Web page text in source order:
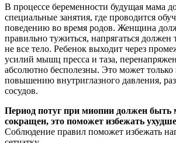
В процессе беременности будущая мама
специальные занятия, где проводится
поведению во время родов. Женщина
правильно тужиться, напрягаться должен
не все тело. Ребенок выходит через
усилий мышц пресса и таза,
абсолютно бесполезны. Это может только
повышению внутриглазного давления,
сосудов.
Период потуг при миопии должен быть
сокращен, это поможет избежать
Соблюдение правил поможет избежать